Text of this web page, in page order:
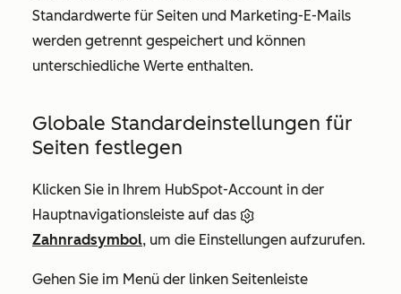
Standardwerte für Seiten und Marketing-E-Mails
werden getrennt gespeichert und können
unterschiedliche Werte enthalten.
Globale Standardeinstellungen für
Seiten festlegen
Klicken Sie in Ihrem HubSpot-Account in der
Hauptnavigationsleiste auf das
Zahnradsymbol, um die Einstellungen aufzurufen.
Gehen Sie im Menü der linken Seitenleiste